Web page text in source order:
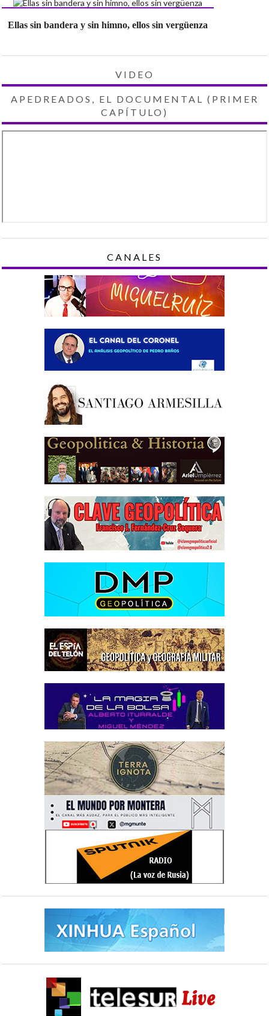
Ellas sin bandera y sin himno, ellos sin vergüenza
VIDEO
APEDREADOS, EL DOCUMENTAL (PRIMER
CAPÍTULO)
CANALES